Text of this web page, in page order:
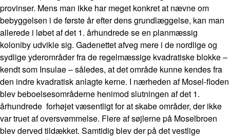
provinser. Mens man ikke har meget konkret at nævne om
bebyggelsen i de første år efter dens grundlæggelse, kan man
allerede i løbet af det 1. århundrede se en planmæssig
koloniby udvikle sig. Gadenettet afveg mere i de nordlige og
sydlige yderområder fra de regelmæssige kvadratiske blokke –
kendt som Insulae – således, at det område kunne kendes fra
den indre kvadratisk anlagte kerne. I nærheden af Mosel-floden
blev beboelsesområderne henimod slutningen af det 1.
århundrede forhøjet væsentligt for at skabe områder, der ikke
var truet af oversvømmelse. Flere af søjlerne på Moselbroen
blev derved tildækket. Samtidig blev der på det vestlige